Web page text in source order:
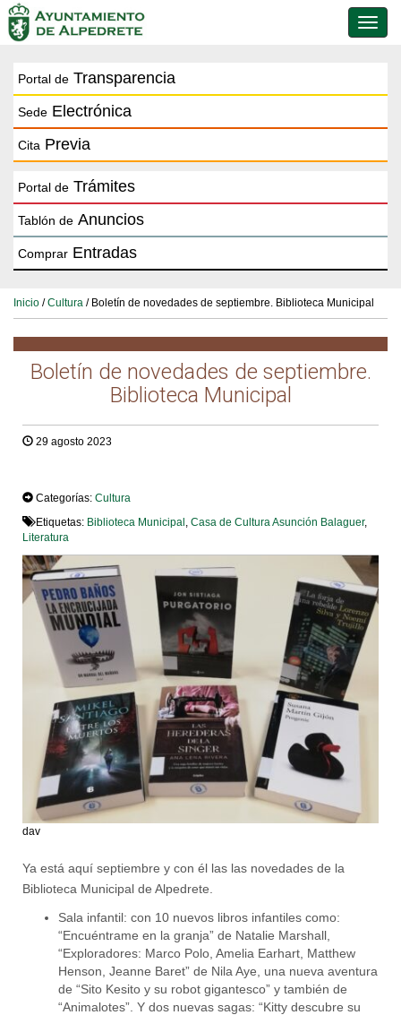
de
Portal de Transparencia
Sede Electrónica
Cita Previa
Portal de Trámites
Tablón de Anuncios
Comprar Entradas
Inicio /Cultura / Boletín de novedades de septiembre. Biblioteca Municipal
Boletín de novedades de septiembre.
Biblioteca Municipal
29 agosto 2023
Categorías: Cultura
Etiquetas: Biblioteca Municipal Casa de Cultura Asunción Balaguer,
Literatura
dav
Ya está aquí septiembre y con él las las novedades de la
Biblioteca Municipal de Alpedrete.
Sala infantil: con 10 nuevos libros infantiles como:
“Encuéntrame en la granja” de Natalie Marshall,
“Exploradores: Marco Polo, Amelia Earhart, Matthew
Henson, Jeanne Baret” de Nila Aye, una nueva aventura
de “Sito Kesito y su robot gigantesco” y también de
“Animalotes”. Y dos nuevas sagas: “Kitty descubre su